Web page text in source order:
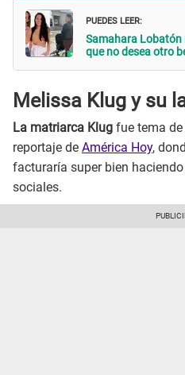
PUEDES LEER:
Samahara Lobatón
que no desea otro
Melissa Klug y su
La matriarca Klug fue tema
reportaje de América Hoy,
facturaría super bien
sociales.